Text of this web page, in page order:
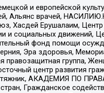
и европейской
Альянс врачей,
Хасдей Ерушалаим,
и социальных движений,
фонд помощи
Эра здоровья,
группа,
центр развития
АКАДЕМИЯ ПО
Гражданское